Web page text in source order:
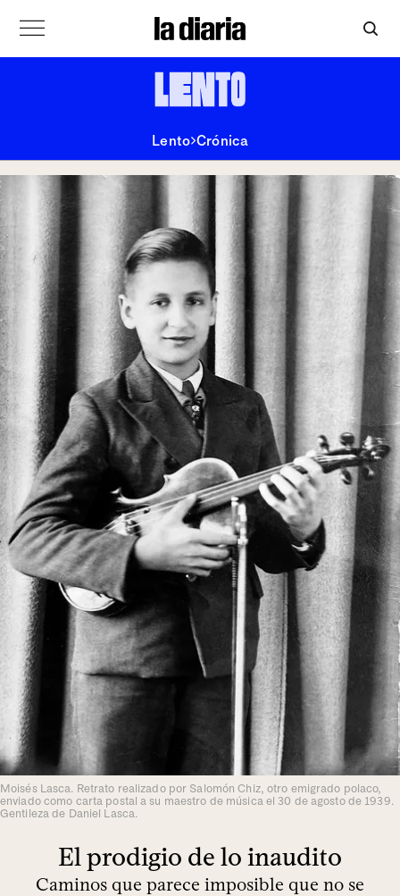
Lento Crónica
Moisés Lasca. Retrato realizado por Salomón Chiz, otro emigrado polaco,
enviado como carta postal a su maestro de música el 30 de agosto de 1939.
Gentileza de Daniel Lasca.
El prodigio de lo inaudito
Caminos que parece imposible que no se